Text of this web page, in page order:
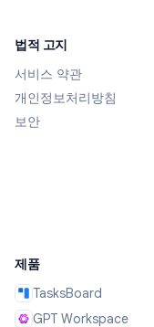
법적 고지
서비스 약관
개인정보처리방침
보안
제품
TasksBoard
GPT Workspace